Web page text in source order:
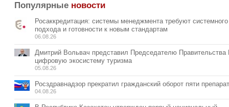
Популярные новости
Росаккредитация: системы менеджмента требуют системного
подхода и готовности к новым стандартам
06.08.26
Дмитрий Вольвач представил Председателю
цифровую экосистему туризма
05.08.26
Росздравнадзор прекратил гражданский оборот пяти
04.08.26